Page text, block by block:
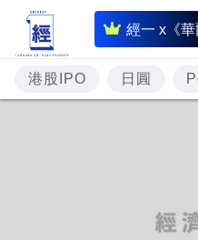
經一 x《華
即
時
財
經
港股IPO 日圓